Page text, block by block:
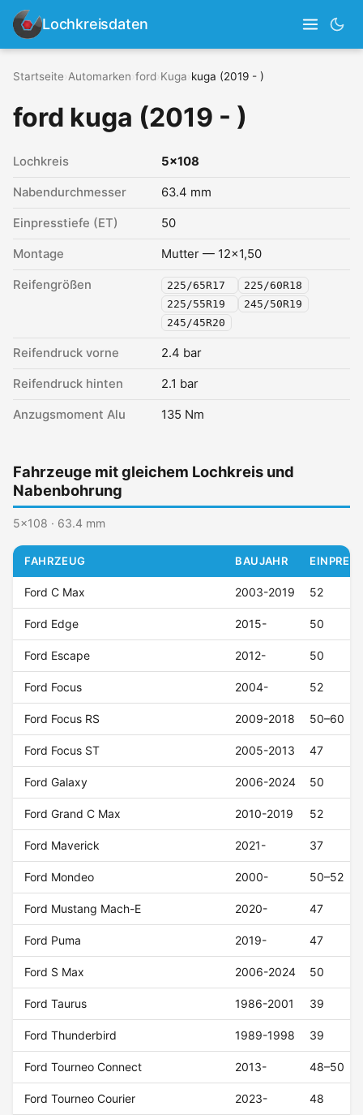
Lochkreisdaten
Startseite Automarken ford Kuga kuga (2019 - )
ford kuga (2019 - )
Lochkreis 5x108
Nabendurchmesser 63.4 mm
Einpresstiefe (ET) 50
Montage Mutter — 12x1,50
Reifengrößen 225/65R17
225/60R18
225/55R19
245/50R19
245/45R20
Reifendruck vorne 2.4 bar
Reifendruck hinten 2.1 bar
Anzugsmoment Alu 135 Nm
Fahrzeuge mit gleichem Lochkreis und
Nabenbohrung
5x108 · 63.4 mm
FAHRZEUG BAUJAHR
Ford C Max 2003-2019 52
Ford Edge 2015- 50
Ford Escape 2012- 50
Ford Focus 2004- 52
Ford Focus RS 2009-2018 50–60
Ford Focus ST 2005-2013 47
Ford Galaxy 2006-2024 50
Ford Grand C Max 2010-2019 52
Ford Maverick 2021- 37
Ford Mondeo 2000- 50–52
Ford Mustang Mach-E 2020- 47
Ford Puma 2019- 47
Ford S Max 2006-2024 50
Ford Taurus 1986-2001 39
Ford Thunderbird 1989-1998 39
Ford Tourneo Connect 2013- 48–50
Ford Tourneo Courier 2023- 48